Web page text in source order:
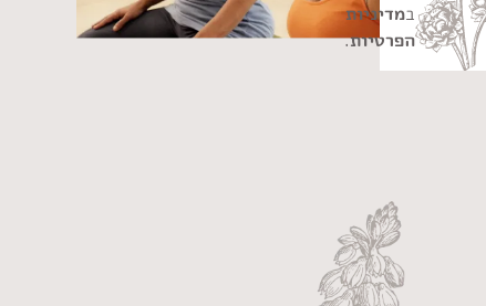
במדיניות
הפרטיות.